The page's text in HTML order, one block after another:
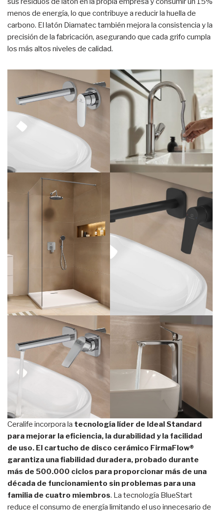
menos de energía, lo que contribuye a reducir la huella de
carbono. El latón Diamatec también mejora la consistencia y la
precisión de la fabricación, asegurando que cada grifo cumpla
los más altos niveles de calidad.
Ceralife incorpora la tecnología líder de Ideal Standard
para mejorar la eficiencia, la durabilidad y la facilidad
de uso. El cartucho de disco cerámico FirmaFlow®
garantiza una fiabilidad duradera, probado durante
más de 500.000 ciclos para proporcionar más de una
década de funcionamiento sin problemas para una
familia de cuatro miembros. La tecnología BlueStart
reduce el consumo de energía limitando el uso innecesario de